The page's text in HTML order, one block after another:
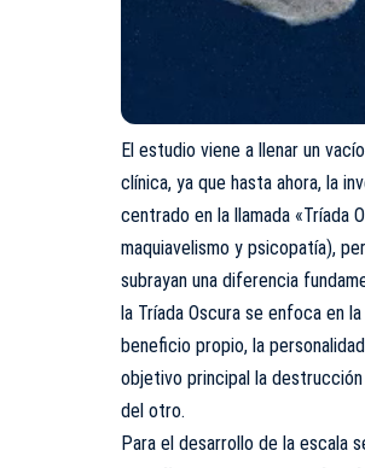
El estudio viene a llenar un
clínica, ya que hasta ahora, la
centrado en la llamada «Tríada
maquiavelismo y psicopatía),
subrayan una diferencia
la Tríada Oscura se enfoca en
beneficio propio, la
objetivo principal la
del otro.
Para el desarrollo de la escala